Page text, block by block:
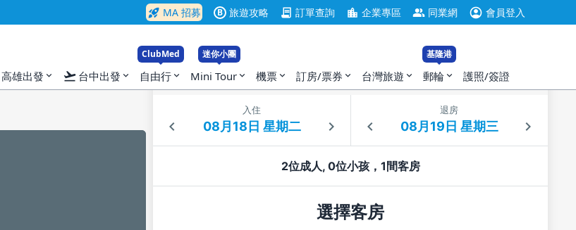
rocket_launch MA 招募 B 旅遊攻略 contract 訂單查詢 location_city 企業專區 group 同業網 account_circle 會員登入
高雄出發 expand_more flight_takeoff 台中出發 expand_more
ClubMed
自由行 expand_more
迷你小團
Mini Tour expand_more 機票 expand_more 訂房/票券 expand_more 台灣旅遊 expand_more
基隆港
郵輪 expand_more 護照/簽證
入住 退房
2位成人, 0位小孩，1間客房
選擇客房